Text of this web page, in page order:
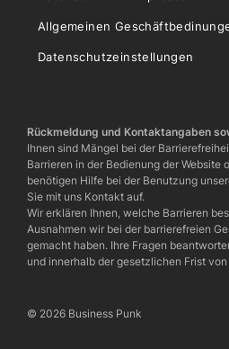
Allgemeinen
Datenschutzeinstellungen
Rückmeldung und Kontaktangaben
Ihnen sind Mängel bei der
Barrieren in der Bedienung der Website
benötigen Hilfe bei der Benutzung
Sie mit uns Kontakt auf.
Wir erklären Ihnen, welche Barrieren
Ausnahmen wir bei der barrierefreien
gemacht haben. Ihre Fragen
und innerhalb der gesetzlichen Frist
© 2026 Business Punk